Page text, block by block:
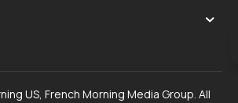
US, French Morning Media Group. All